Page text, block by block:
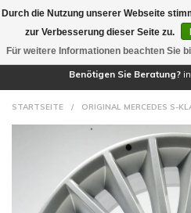
Benötigen Sie Beratung?
STARTSEITE / ORIGINAL MERCEDES S-
Durch die Nutzung unserer Webseite
zur Verbesserung dieser Seite zu.
Für weitere Informationen beachten Sie